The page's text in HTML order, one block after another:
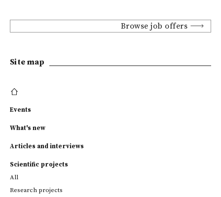
Browse job offers
Site map
Events
What's new
Articles and interviews
Scientific projects
All
Research projects